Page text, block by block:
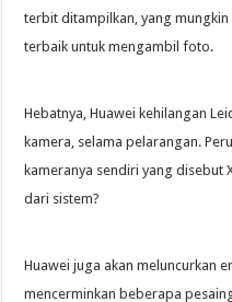
terbit ditampilkan, yang mungkin
terbaik untuk mengambil foto.
Hebatnya, Huawei kehilangan
kamera, selama pelarangan.
kameranya sendiri yang disebut
dari sistem?
Huawei juga akan meluncurkan
mencerminkan beberapa